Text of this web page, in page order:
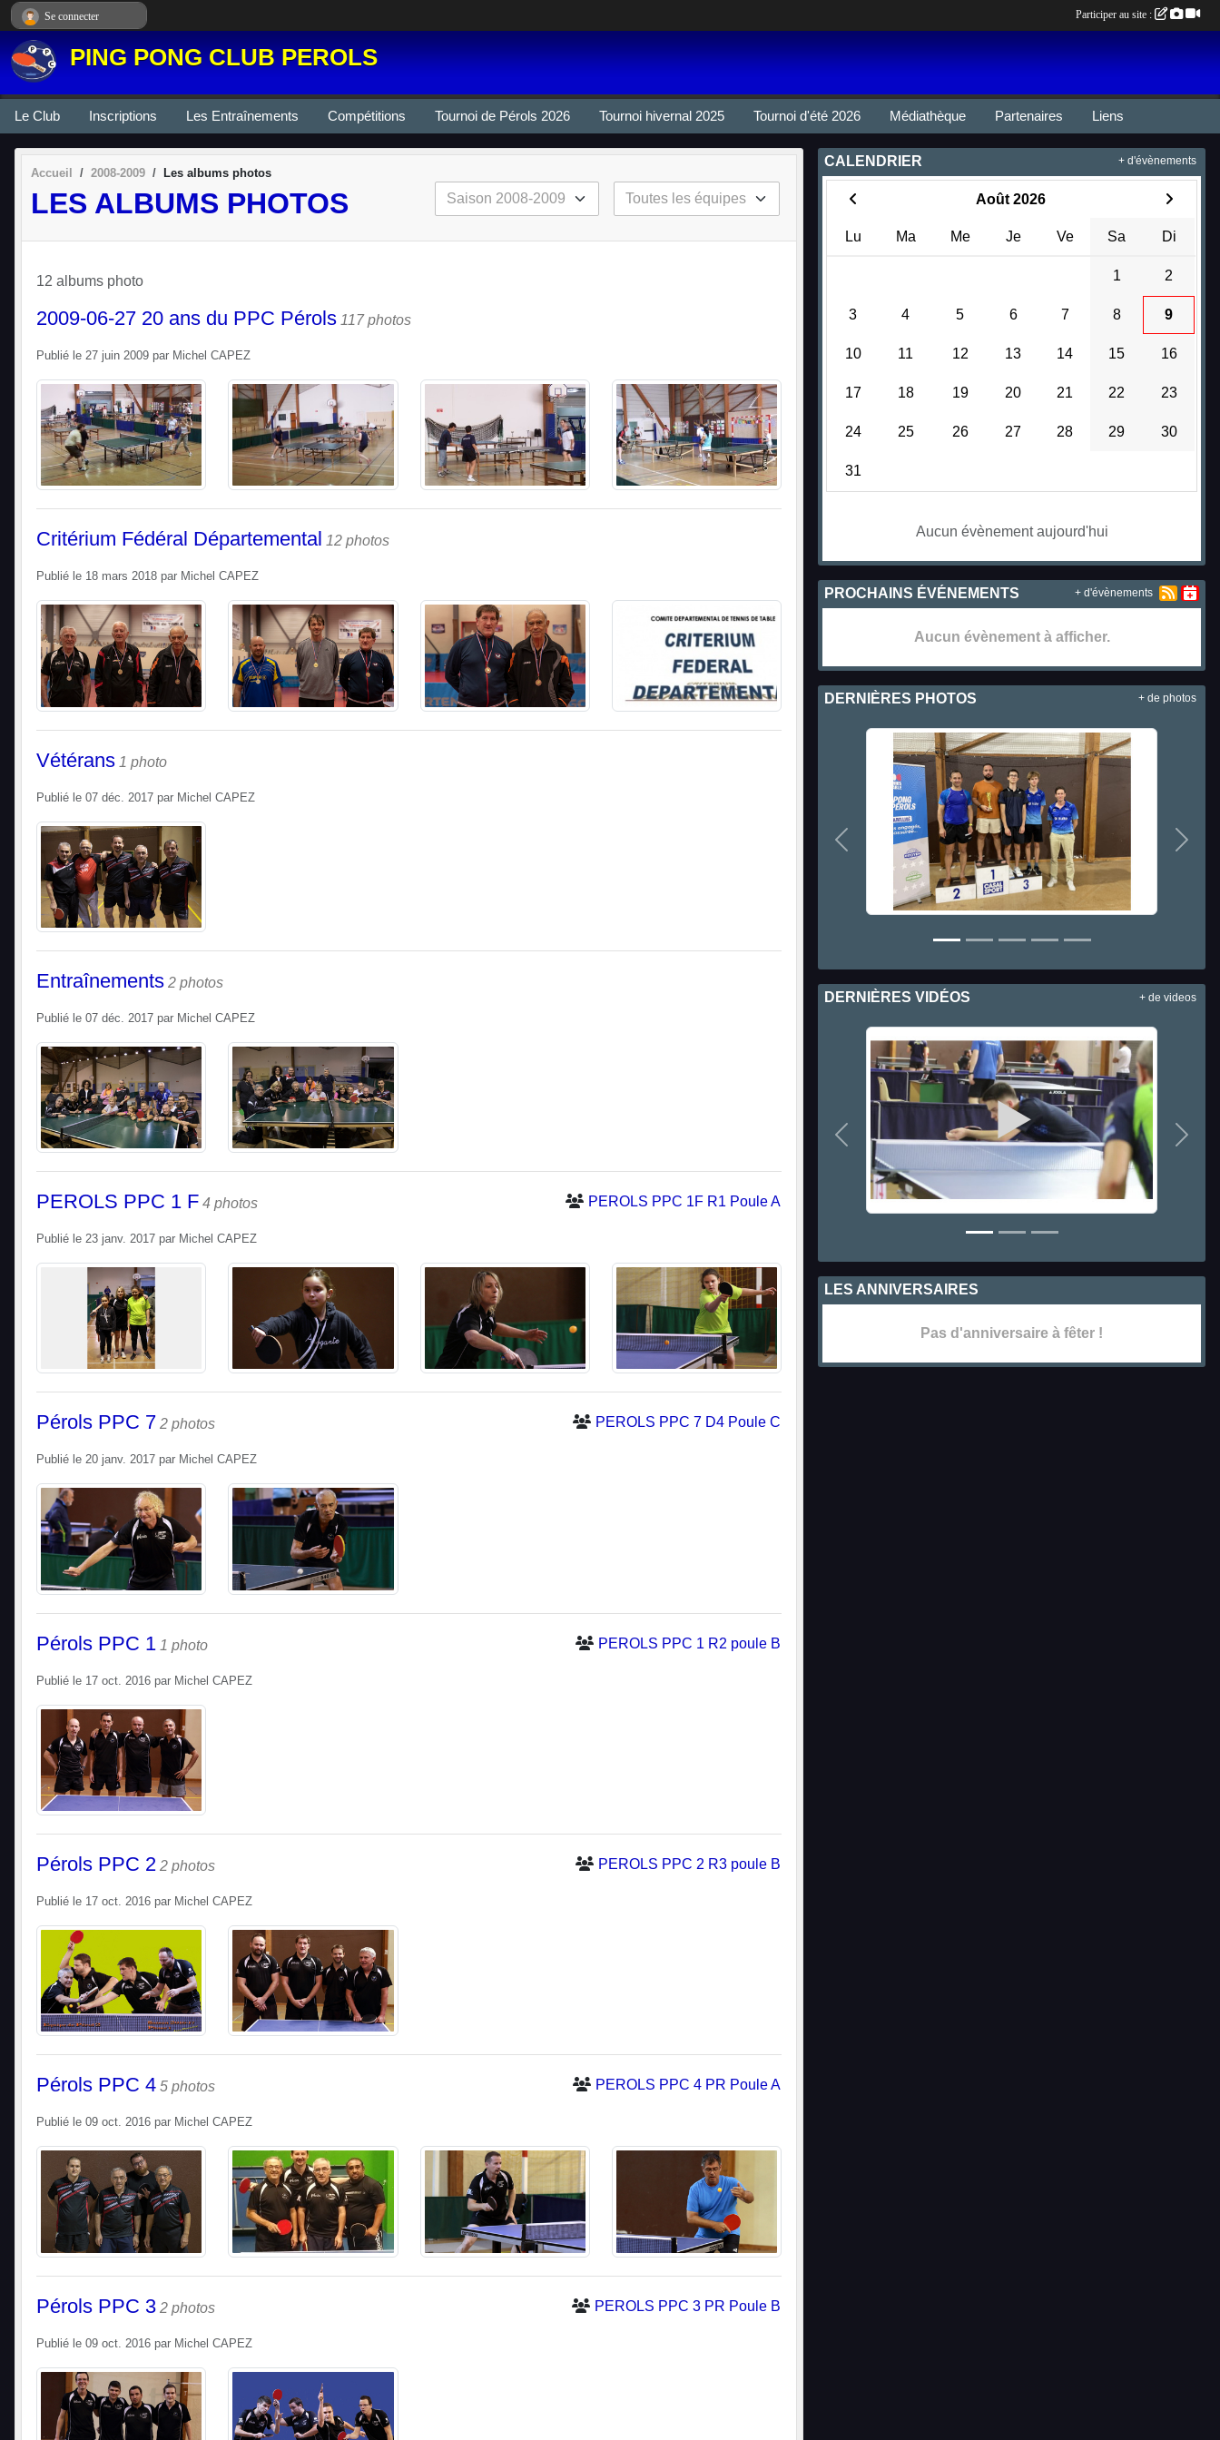
PING PONG CLUB PEROLS
Le Club Inscriptions Les Entraînements Compétitions Tournoi de Pérols 2026 Tournoi hivernal 2025 Tournoi d'été 2026 Médiathèque Partenaires Liens
Accueil 2008-2009 Les albums photos
LES ALBUMS PHOTOS
12 albums photo
2009-06-27 20 ans du PPC Pérols 117 photos
Publié le 27 juin 2009 par Michel CAPEZ
Critérium Fédéral Départemental 12 photos
Publié le 18 mars 2018 par Michel CAPEZ
Vétérans 1 photo
Publié le 07 déc. 2017 par Michel CAPEZ
Entraînements 2 photos
Publié le 07 déc. 2017 par Michel CAPEZ
PEROLS PPC 1 F 4 photos PEROLS PPC 1F R1 Poule A
Publié le 23 janv. 2017 par Michel CAPEZ
Pérols PPC 7 2 photos PEROLS PPC 7 D4 Poule C
Publié le 20 janv. 2017 par Michel CAPEZ
Pérols PPC 1 1 photo PEROLS PPC 1 R2 poule B
Publié le 17 oct. 2016 par Michel CAPEZ
Pérols PPC 2 2 photos PEROLS PPC 2 R3 poule B
Publié le 17 oct. 2016 par Michel CAPEZ
Pérols PPC 4 5 photos PEROLS PPC 4 PR Poule A
Publié le 09 oct. 2016 par Michel CAPEZ
Pérols PPC 3 2 photos PEROLS PPC 3 PR Poule B
Publié le 09 oct. 2016 par Michel CAPEZ
CALENDRIER
Août 2026
Lu Ma Me Je Ve Sa Di
1 2
3 4 5 6 7 8 9
10 11 12 13 14 15 16
17 18 19 20 21 22 23
24 25 26 27 28 29 30
31
Aucun évènement aujourd'hui
+ d'évènements
PROCHAINS ÉVÉNEMENTS
Aucun évènement à afficher.
+ d'évènements
DERNIÈRES PHOTOS
Précedent
+ de photos
DERNIÈRES VIDÉOS
Précedent
+ de videos
LES ANNIVERSAIRES
Pas d'anniversaire à fêter !
Se connecter Participer au site :
Panneau de gestion des cookies